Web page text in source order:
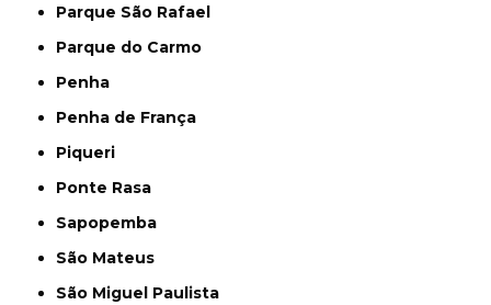
Parque São Rafael
Parque do Carmo
Penha
Penha de França
Piqueri
Ponte Rasa
Sapopemba
São Mateus
São Miguel Paulista